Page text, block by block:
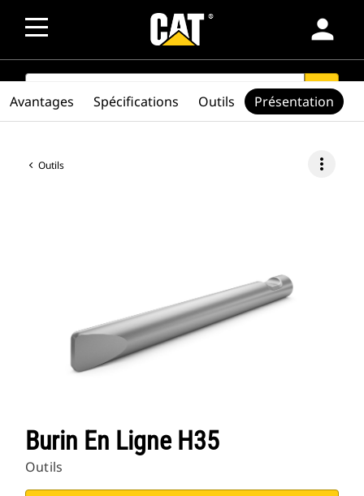
person
SEARCH search
Outils more_vert
Burin En Ligne H35
Outils
Avantages Spécifications Outils Présentation